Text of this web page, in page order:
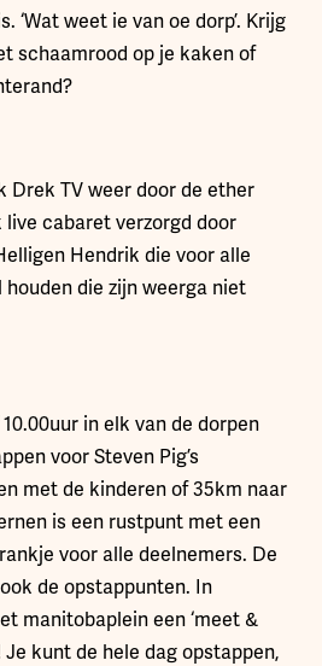
‘Wat weet ie van oe dorp’. Krijg
schaamrood op je kaken of
Drek TV weer door de ether
cabaret verzorgd door
Hendrik die voor alle
die zijn weerga niet
in elk van de dorpen
voor Steven Pig’s
met de kinderen of 35km naar
is een rustpunt met een
voor alle deelnemers. De
de opstappunten. In
manitobaplein een ‘meet &
Je kunt de hele dag opstappen,